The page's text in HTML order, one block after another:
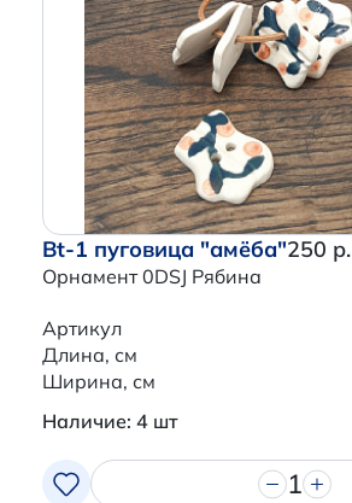
Bt-1 пуговица "амёба"
Орнамент 0DSJ Рябина
250 р.
Артикул
Длина, см
Ширина, см
Наличие: 4 шт
1